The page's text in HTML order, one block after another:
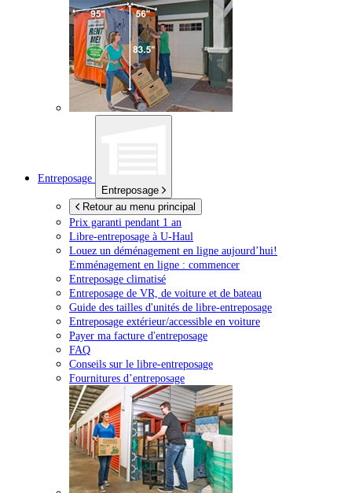
Entreposage
Entreposage
Retour au menu principal
Prix garanti pendant 1 an
Libre-entreposage à U-Haul
Louez un déménagement en ligne aujourd’hui!
Emménagement en ligne : commencer
Entreposage climatisé
Entreposage de VR, de voiture et de bateau
Guide des tailles d'unités de libre-entreposage
Entreposage extérieur/accessible en voiture
Payer ma facture d'entreposage
FAQ
Conseils sur le libre-entreposage
Fournitures d’entreposage